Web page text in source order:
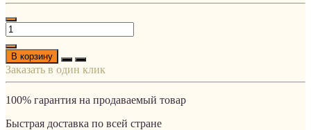
В корзину
Заказать в один клик
100% гарантия на продаваемый товар
Быстрая доставка по всей стране